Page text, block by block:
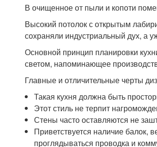
В очищенное от пыли и копоти
Высокий потолок с открытым
сохраняли индустриальный дух, а
Основной принцип планировки
светом, напоминающее
Главные и отличительные черты
Такая кухня должна быть
Этот стиль не терпит
Стены часто оставляются не
Приветствуется наличие балок,
проглядываться проводка и